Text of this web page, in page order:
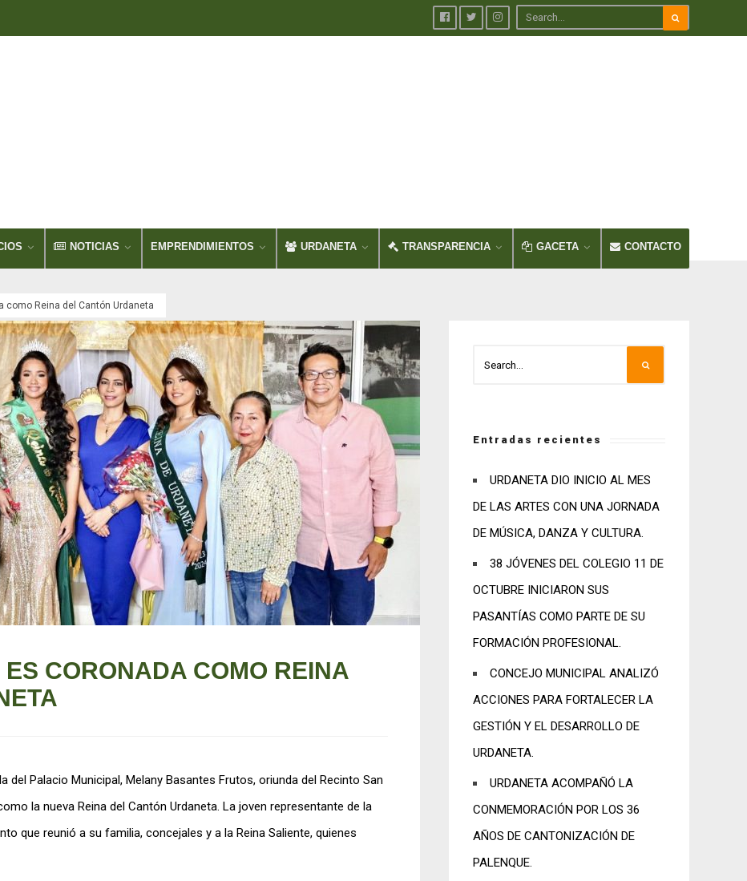
NOTICIAS EMPRENDIMIENTOS URDANETA TRANSPARENCIA GACETA CONTACTO
como Reina del Cantón Urdaneta
CORONADA COMO REINA
del Palacio Municipal, Melany Basantes Frutos, oriunda del Recinto San
la nueva Reina del Cantón Urdaneta. La joven representante de la
que reunió a su familia, concejales y a la Reina Saliente, quienes
Entradas recientes
URDANETA DIO INICIO AL MES
DE LAS ARTES CON UNA JORNADA
DE MÚSICA, DANZA Y CULTURA.
38 JÓVENES DEL COLEGIO 11 DE
OCTUBRE INICIARON SUS
PASANTÍAS COMO PARTE DE SU
FORMACIÓN PROFESIONAL.
CONCEJO MUNICIPAL ANALIZÓ
ACCIONES PARA FORTALECER LA
GESTIÓN Y EL DESARROLLO DE
URDANETA.
URDANETA ACOMPAÑÓ LA
CONMEMORACIÓN POR LOS 36
AÑOS DE CANTONIZACIÓN DE
PALENQUE.